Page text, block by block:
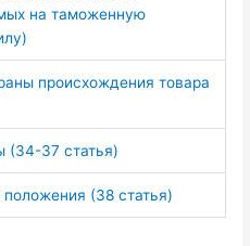
на таможенную
происхождения товара
(34-37 статья)
(38 статья)